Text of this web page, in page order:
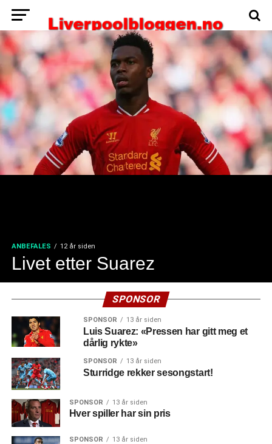
ANBEFALES 12 år siden
Livet etter Suarez
SPONSOR
SPONSOR 13 år siden
Luis Suarez: «Pressen har gitt meg et
dårlig rykte»
SPONSOR 13 år siden
Sturridge rekker sesongstart!
SPONSOR 13 år siden
Hver spiller har sin pris
SPONSOR 13 år siden